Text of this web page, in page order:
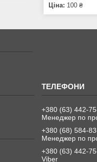
Ціна: 100 ₴
+380 (63) 442-
Менеджер по
+380 (68) 584-
Менеджер по
+380 (63) 442-
Viber